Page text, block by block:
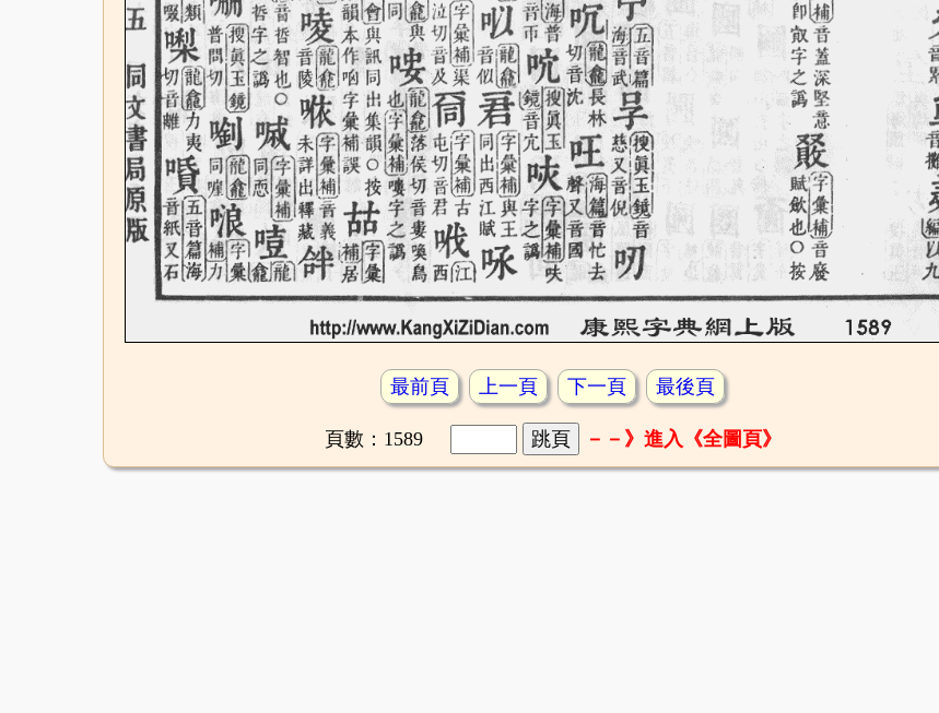
最前頁 上一頁 下一頁 最後頁
頁數：1589 －－》進入《全圖頁》